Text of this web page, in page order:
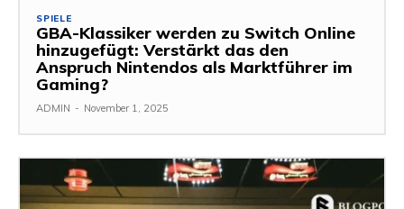
SPIELE
GBA-Klassiker werden zu Switch Online
hinzugefügt: Verstärkt das den
Anspruch Nintendos als Marktführer im
Gaming?
ADMIN - November 1, 2025